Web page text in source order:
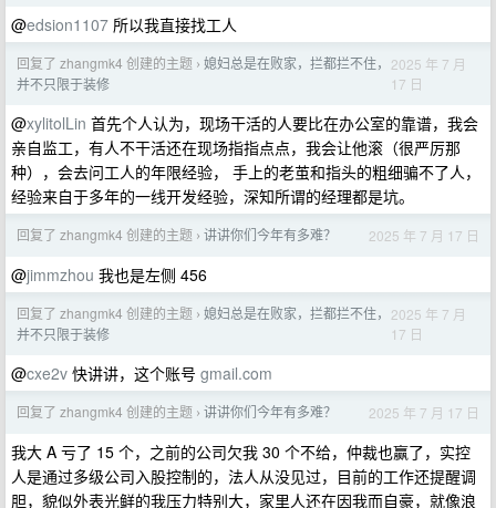
@edsion1107 所以我直接找工人
回复了 zhangmk4 创建的主题 › 媳妇总是在败家，拦都拦不住，
并不只限于装修
2025 年 7 月
17 日
@xylitolLin 首先个人认为，现场干活的人要比在办公室的靠谱，我会
亲自监工，有人不干活还在现场指指点点，我会让他滚（很严厉那
种），会去问工人的年限经验， 手上的老茧和指头的粗细骗不了人，
经验来自于多年的一线开发经验，深知所谓的经理都是坑。
回复了 zhangmk4 创建的主题 › 讲讲你们今年有多难？ 2025 年 7 月 17 日
@jimmzhou 我也是左侧 456
回复了 zhangmk4 创建的主题 › 媳妇总是在败家，拦都拦不住，
并不只限于装修
2025 年 7 月
17 日
@cxe2v 快讲讲，这个账号 gmail.com
回复了 zhangmk4 创建的主题 › 讲讲你们今年有多难？ 2025 年 7 月 17 日
我大 A 亏了 15 个，之前的公司欠我 30 个不给，仲裁也赢了，实控
人是通过多级公司入股控制的，法人从没见过，目前的工作还提醒调
胆，貌似外表光鲜的我压力特别大，家里人还在因我而自豪，就像浪